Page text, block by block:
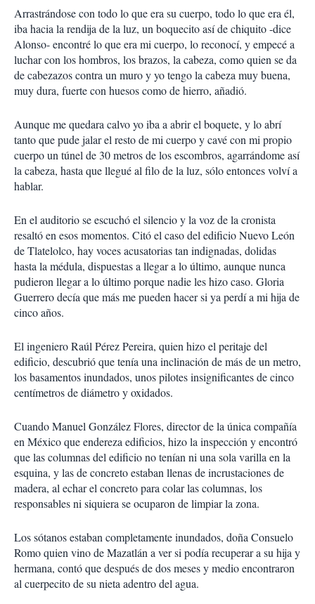
Arrastrándose con todo lo que era su cuerpo, todo lo que era él,
iba hacia la rendija de la luz, un boquecito así de chiquito -dice
Alonso- encontré lo que era mi cuerpo, lo reconocí, y empecé a
luchar con los hombros, los brazos, la cabeza, como quien se da
de cabezazos contra un muro y yo tengo la cabeza muy buena,
muy dura, fuerte con huesos como de hierro, añadió.
Aunque me quedara calvo yo iba a abrir el boquete, y lo abrí
tanto que pude jalar el resto de mi cuerpo y cavé con mi propio
cuerpo un túnel de 30 metros de los escombros, agarrándome así
la cabeza, hasta que llegué al filo de la luz, sólo entonces volví a
hablar.
En el auditorio se escuchó el silencio y la voz de la cronista
resaltó en esos momentos. Citó el caso del edificio Nuevo León
de Tlatelolco, hay voces acusatorias tan indignadas, dolidas
hasta la médula, dispuestas a llegar a lo último, aunque nunca
pudieron llegar a lo último porque nadie les hizo caso. Gloria
Guerrero decía que más me pueden hacer si ya perdí a mi hija de
cinco años.
El ingeniero Raúl Pérez Pereira, quien hizo el peritaje del
edificio, descubrió que tenía una inclinación de más de un metro,
los basamentos inundados, unos pilotes insignificantes de cinco
centímetros de diámetro y oxidados.
Cuando Manuel González Flores, director de la única compañía
en México que endereza edificios, hizo la inspección y encontró
que las columnas del edificio no tenían ni una sola varilla en la
esquina, y las de concreto estaban llenas de incrustaciones de
madera, al echar el concreto para colar las columnas, los
responsables ni siquiera se ocuparon de limpiar la zona.
Los sótanos estaban completamente inundados, doña Consuelo
Romo quien vino de Mazatlán a ver si podía recuperar a su hija y
hermana, contó que después de dos meses y medio encontraron
al cuerpecito de su nieta adentro del agua.